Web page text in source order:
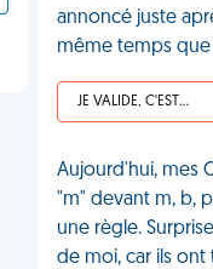
annoncé juste
même temps
JE VALIDE, C'EST UNE VDM
Aujourd'hui, mes
"m" devant m, b,
une règle.
de moi, car ils